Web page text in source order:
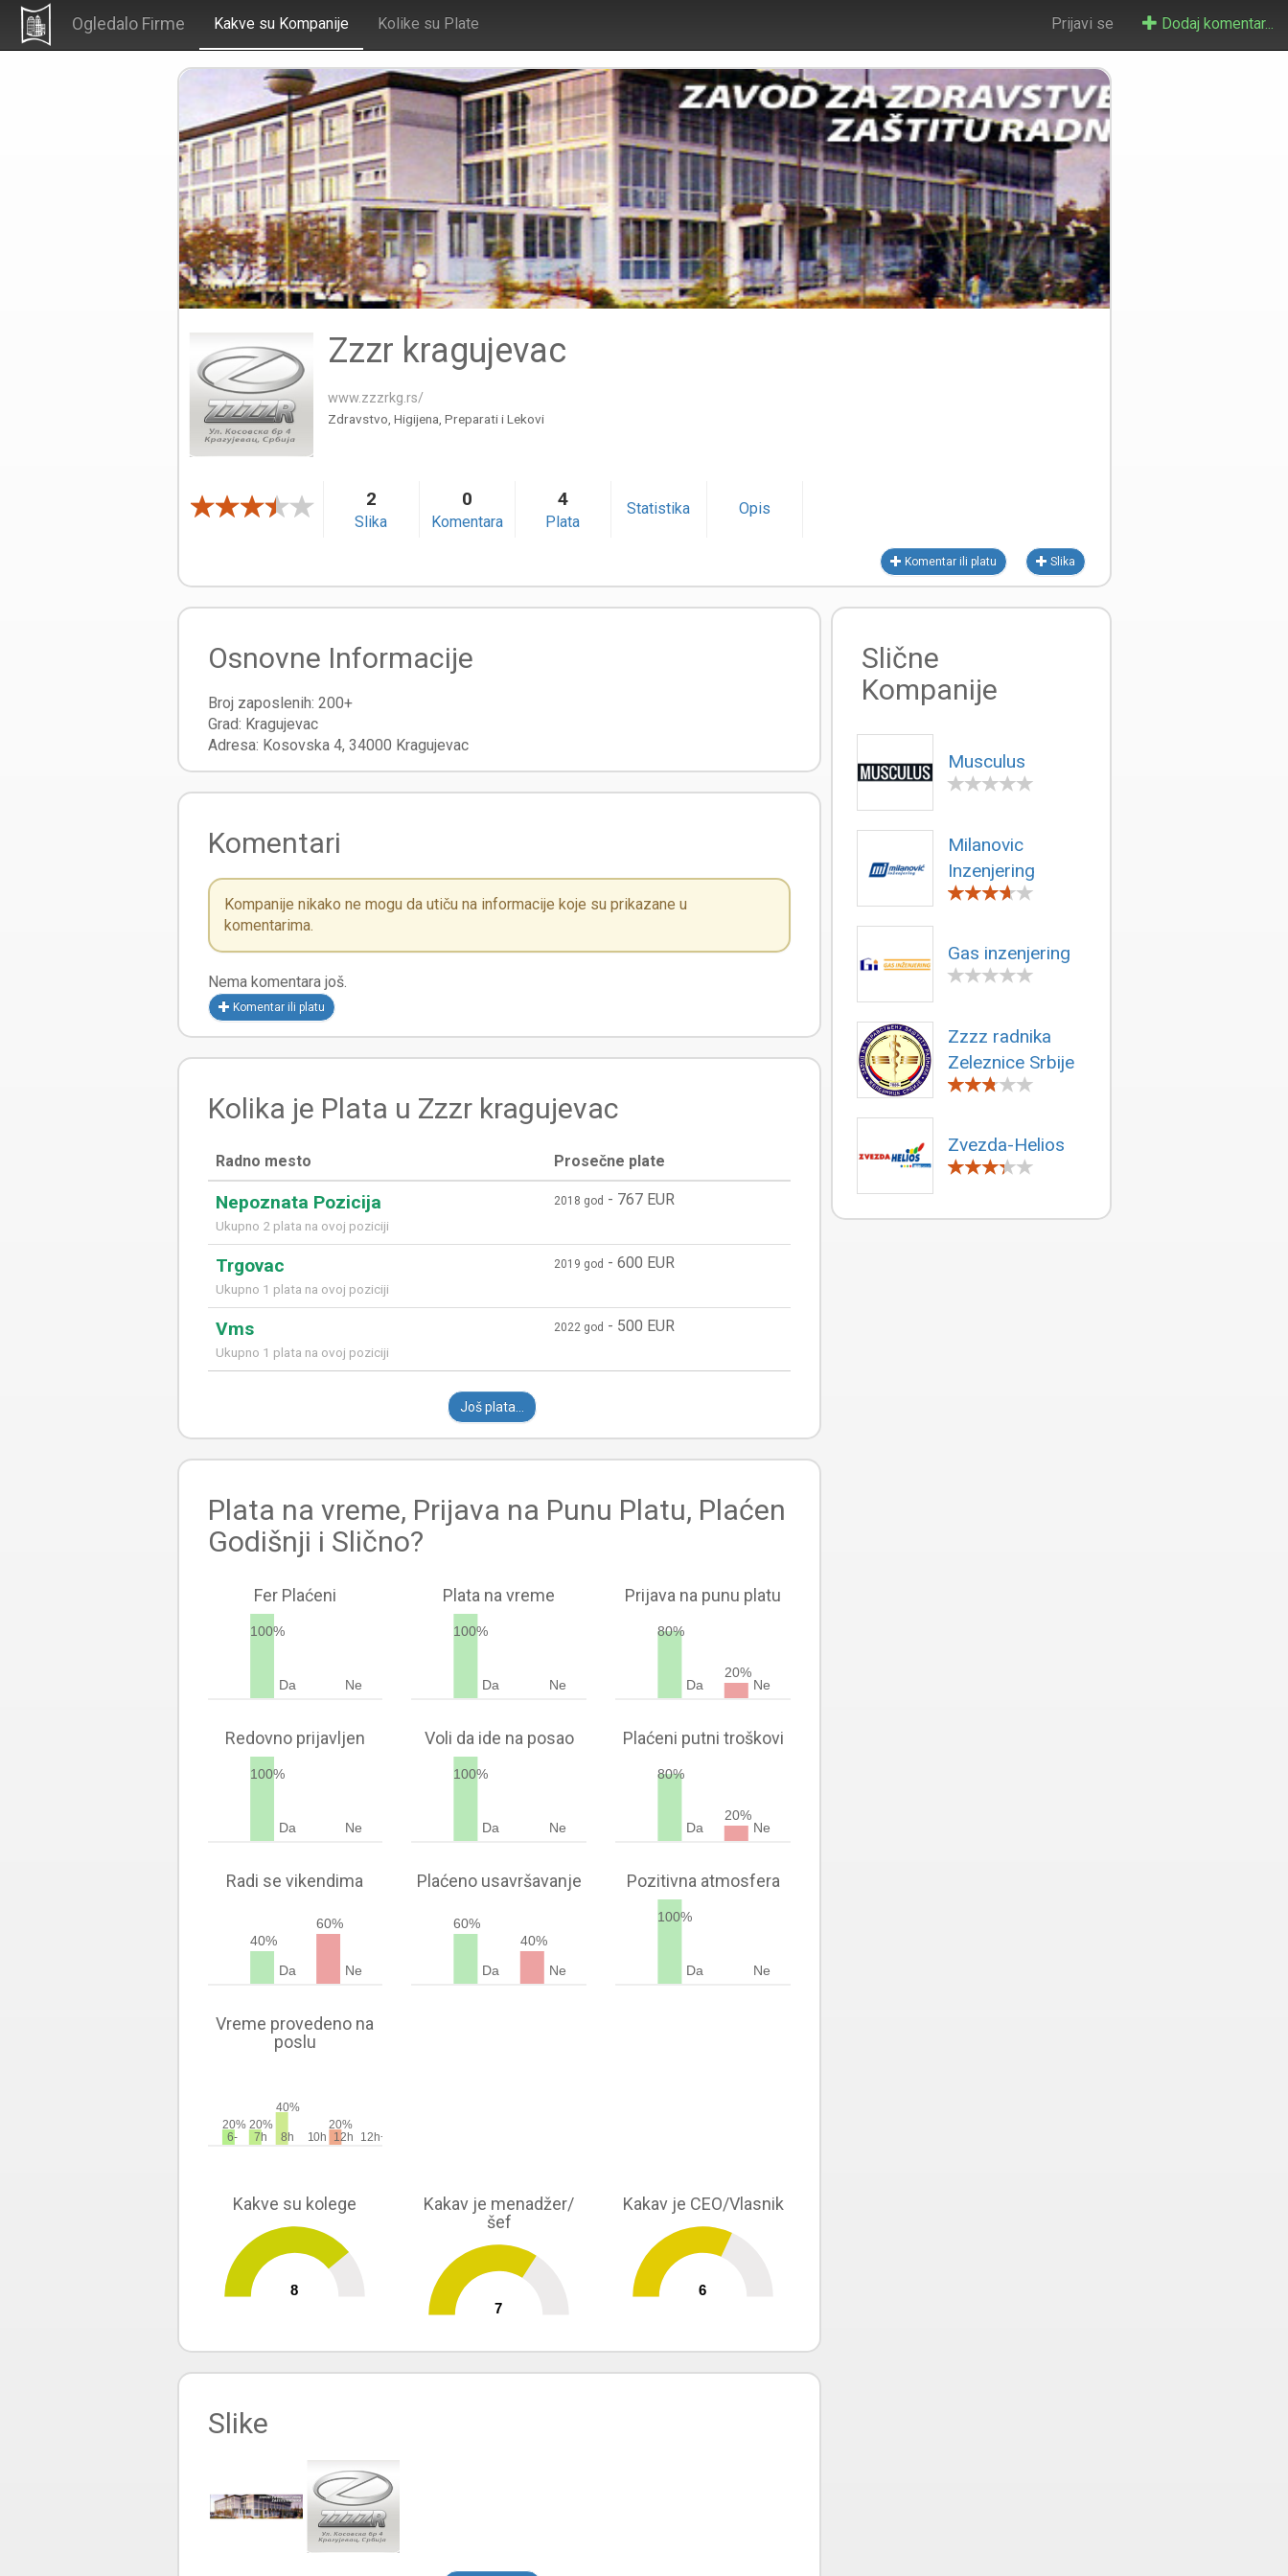
Ogledalo Firme Kakve su Kompanije Kolike su Plate Prijavi se Dodaj komentar...
Zzzr kragujevac
www.zzzrkg.rs/
Zdravstvo, Higijena, Preparati i Lekovi
2
Slika
0
Komentara
4
Plata
Statistika Opis
Komentar ili platu Slika
Osnovne Informacije
Broj zaposlenih: 200+
Grad: Kragujevac
Adresa: Kosovska 4, 34000 Kragujevac
Komentari
Kompanije nikako ne mogu da utiču na informacije koje su prikazane u
komentarima.
Nema komentara još.
Komentar ili platu
Kolika je Plata u Zzzr kragujevac
Radno mesto Prosečne plate
Nepoznata Pozicija
Ukupno 2 plata na ovoj poziciji
2018 god - 767 EUR
Trgovac
Ukupno 1 plata na ovoj poziciji
2019 god - 600 EUR
Vms
Ukupno 1 plata na ovoj poziciji
2022 god - 500 EUR
Još plata...
Plata na vreme, Prijava na Punu Platu, Plaćen
Godišnji i Slično?
Fer Plaćeni
100%
Da Ne
Plata na vreme
100%
Da Ne
Prijava na punu platu
80%
Da
20%
Ne
Redovno prijavljen
100%
Da Ne
Voli da ide na posao
100%
Da Ne
Plaćeni putni troškovi
80%
Da
20%
Ne
Radi se vikendima
40%
Da
60%
Ne
Plaćeno usavršavanje
60%
Da
40%
Ne
Pozitivna atmosfera
100%
Da Ne
Vreme provedeno na
poslu
20%
6-
20%
7h
40%
8h 10h
20%
12h
12h+
Kakve su kolege
8
Kakav je menadžer/
šef
7
Kakav je CEO/Vlasnik
6
Slike
Slične
Kompanije
Musculus
Milanovic
Inzenjering
Gas inzenjering
Zzzz radnika
Zeleznice Srbije
Zvezda-Helios